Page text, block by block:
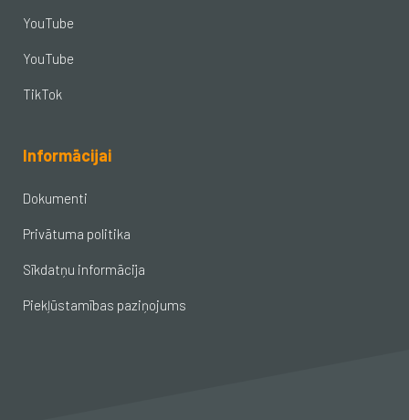
YouTube
YouTube
TikTok
Informācijai
Dokumenti
Privātuma politika
Sīkdatņu informācija
Piekļūstamības paziņojums